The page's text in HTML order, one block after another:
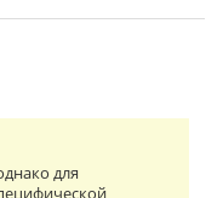
для